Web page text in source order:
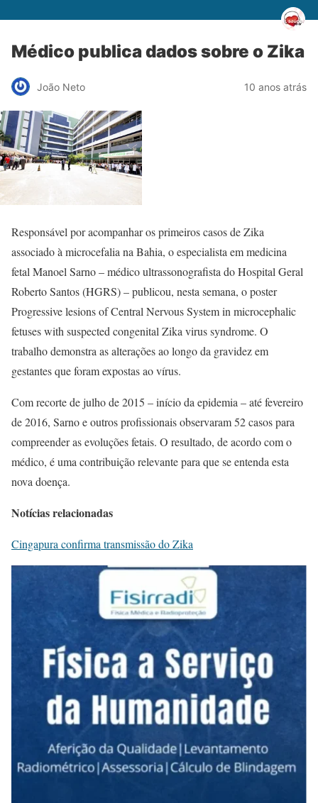
Médico publica dados sobre o Zika
João Neto 10 anos atrás
Responsável por acompanhar os primeiros casos de Zika
associado à microcefalia na Bahia, o especialista em medicina
fetal Manoel Sarno – médico ultrassonografista do Hospital Geral
Roberto Santos (HGRS) – publicou, nesta semana, o poster
Progressive lesions of Central Nervous System in microcephalic
fetuses with suspected congenital Zika virus syndrome. O
trabalho demonstra as alterações ao longo da gravidez em
gestantes que foram expostas ao vírus.
Com recorte de julho de 2015 – início da epidemia – até fevereiro
de 2016, Sarno e outros profissionais observaram 52 casos para
compreender as evoluções fetais. O resultado, de acordo com o
médico, é uma contribuição relevante para que se entenda esta
nova doença.
Notícias relacionadas
Cingapura confirma transmissão do Zika